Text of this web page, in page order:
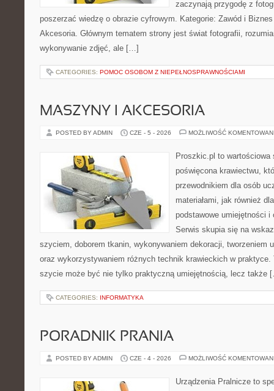
zaczynają przygodę z
poszerzać wiedzę o obrazie cyfrowym. Kategorie: Zawód i
Akcesoria. Głównym tematem strony jest świat fotografii,
wykonywanie zdjęć, ale […]
CATEGORIES: POMOC OSOBOM Z NIEPEŁNOSPRAWNOŚCIAMI
MASZYNY I AKCESORIA
POSTED BY ADMIN CZE - 5 - 2026 MOŻLIWOŚĆ
Proszkic.pl to wartościowa
poświęcona krawiectwu,
przewodnikiem dla osób
materiałami, jak również
podstawowe umiejętności
Serwis skupia się na
szyciem, doborem tkanin, wykonywaniem dekoracji, tworzeniem
oraz wykorzystywaniem różnych technik krawieckich w
szycie może być nie tylko praktyczną umiejętnością, lecz także
CATEGORIES: INFORMATYKA
PORADNIK PRANIA
POSTED BY ADMIN CZE - 4 - 2026 MOŻLIWOŚĆ
Urządzenia Pralnicze to